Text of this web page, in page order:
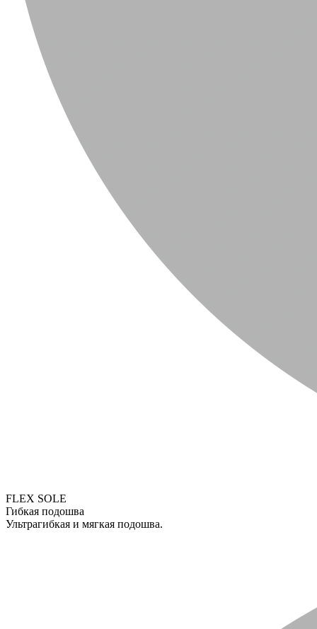
FLEX SOLE
Гибкая подошва
Ультрагибкая и мягкая подошва.